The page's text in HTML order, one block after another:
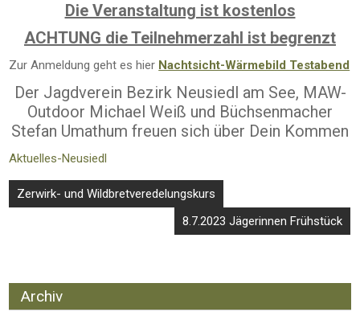
Die Veranstaltung ist kostenlos
ACHTUNG die Teilnehmerzahl ist begrenzt
Zur Anmeldung geht es hier Nachtsicht-Wärmebild Testabend
Der Jagdverein Bezirk Neusiedl am See, MAW-
Outdoor Michael Weiß und Büchsenmacher
Stefan Umathum freuen sich über Dein Kommen
Aktuelles-Neusiedl
Beitragsnavigation
Zerwirk- und Wildbretveredelungskurs
8.7.2023 Jägerinnen Frühstück
Archiv